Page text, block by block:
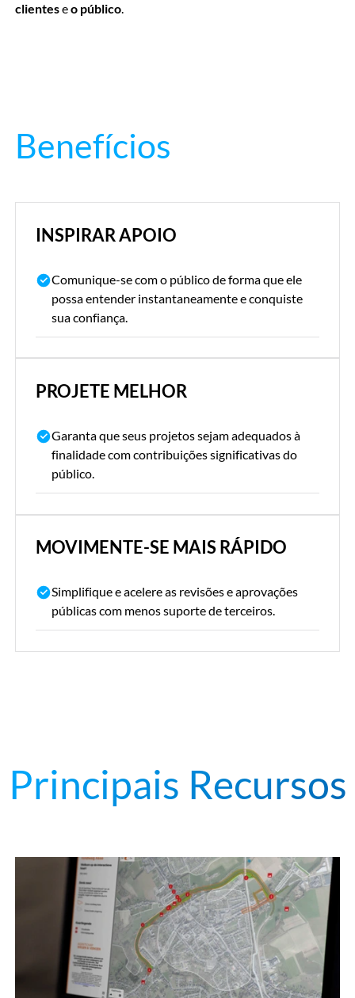
clienteseo público.
Benefícios
INSPIRAR APOIO
Comunique-se com o público de forma que ele
possa entender instantaneamente e conquiste
sua confiança.
PROJETE MELHOR
Garanta que seus projetos sejam adequados à
finalidade com contribuições significativas do
público.
MOVIMENTE-SE MAIS RÁPIDO
Simplifique e acelere as revisões e aprovações
públicas com menos suporte de terceiros.
Principais Recursos